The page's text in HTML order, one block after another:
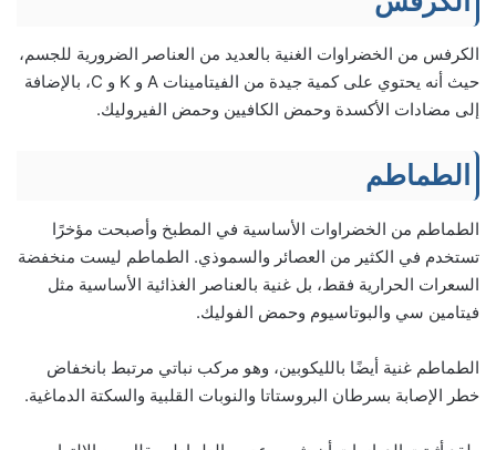
الكرفس من الخضراوات الغنية بالعديد من العناصر الضرورية للجسم،
حيث أنه يحتوي على كمية جيدة من الفيتامينات A و K و C، بالإضافة
إلى مضادات الأكسدة وحمض الكافيين وحمض الفيروليك.
الطماطم
الطماطم من الخضراوات الأساسية في المطبخ وأصبحت مؤخرًا
تستخدم في الكثير من العصائر والسموذي. الطماطم ليست منخفضة
السعرات الحرارية فقط، بل غنية بالعناصر الغذائية الأساسية مثل
فيتامين سي والبوتاسيوم وحمض الفوليك.
الطماطم غنية أيضًا بالليكوبين، وهو مركب نباتي مرتبط بانخفاض
خطر الإصابة بسرطان البروستاتا والنوبات القلبية والسكتة الدماغية.